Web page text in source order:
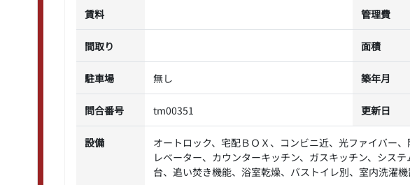
賃料 管理費
間取り 面積
駐車場 無し 築年月
問合番号 tm00351 更新日
設備
オートロック、宅配ＢＯＸ、コンビニ近、光ファイバー
レベーター、カウンターキッチン、ガスキッチン、シス
台、追い焚き機能、浴室乾燥、バストイレ別、室内洗濯